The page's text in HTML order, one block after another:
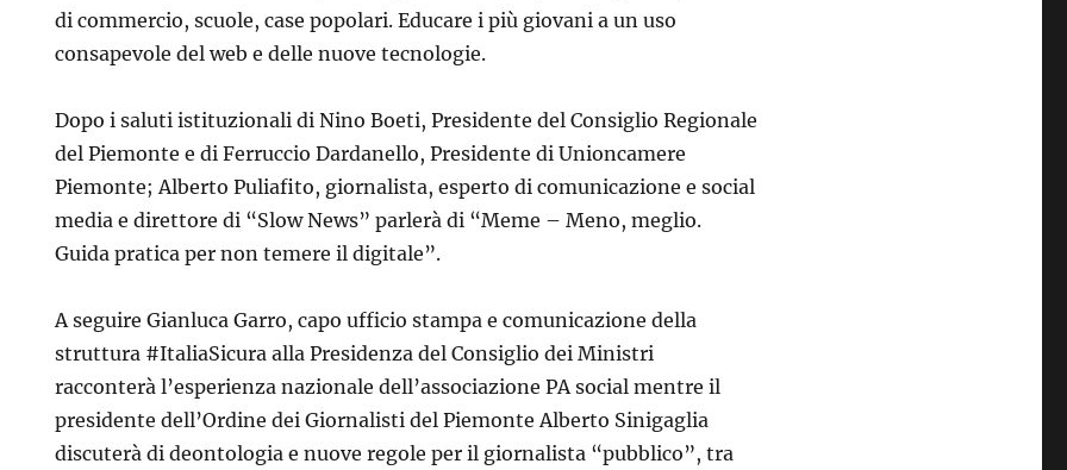
di commercio, scuole, case popolari. Educare i più giovani a un uso
consapevole del web e delle nuove tecnologie.
Dopo i saluti istituzionali di Nino Boeti, Presidente del Consiglio Regionale
del Piemonte e di Ferruccio Dardanello, Presidente di Unioncamere
Piemonte; Alberto Puliafito, giornalista, esperto di comunicazione e social
media e direttore di “Slow News” parlerà di “Meme – Meno, meglio.
Guida pratica per non temere il digitale”.
A seguire Gianluca Garro, capo ufficio stampa e comunicazione della
struttura #ItaliaSicura alla Presidenza del Consiglio dei Ministri
racconterà l’esperienza nazionale dell’associazione PA social mentre il
presidente dell’Ordine dei Giornalisti del Piemonte Alberto Sinigaglia
discuterà di deontologia e nuove regole per il giornalista “pubblico”, tra